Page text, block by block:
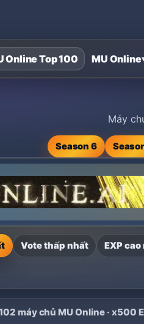
Online Top 100 MU Online
Servers ›Máy chủ MU Online
Máy
Season 6
Vote thấp nhất EXP
máy chủ MU Online · x500